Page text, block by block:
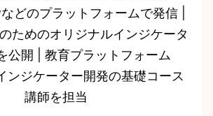
どのプラットフォームで発信 |
ためのオリジナルインジケータ
公開 | 教育プラットフォーム
ンジケーター開発の基礎コース
講師を担当